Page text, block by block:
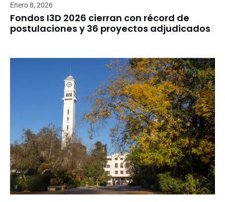
Enero 8, 2026
Fondos I3D 2026 cierran con récord de
postulaciones y 36 proyectos adjudicados